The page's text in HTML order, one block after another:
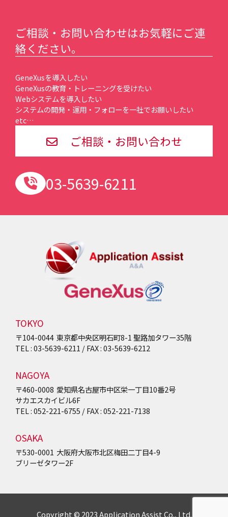
ご相談・お問い合わせはお気軽にご連
絡ください。
GeneXusを導入したい
GeneXusの教育・トレーニングを受けたい
Webシステムを導入したい
システムの開発・運用・フォローを一社でお願いしたい
etc…
ご相談・お問い合わせ
03-5639-6211
TOKYO
〒104-0044 東京都中央区明石町8-1 聖路加タワー35階
TEL : 03-5639-6211 / FAX : 03-5639-6212
NAGOYA
〒460-0008 愛知県名古屋市中区栄一丁目10番2号
サカエスカイビル6F
TEL : 052-221-6755 / FAX : 052-221-7138
OSAKA
〒530-0001 大阪府大阪市北区梅田二丁目4-9
ブリーゼタワー2F
Copyright © 2023 Application Assist Co., Ltd.